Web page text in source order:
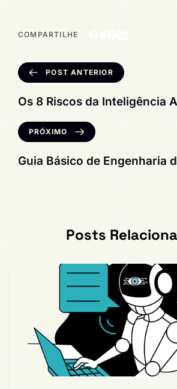
COMPARTILHE
POST ANTERIOR
Os 8 Riscos da Inteligência
PRÓXIMO
Guia Básico de Engenharia
Posts